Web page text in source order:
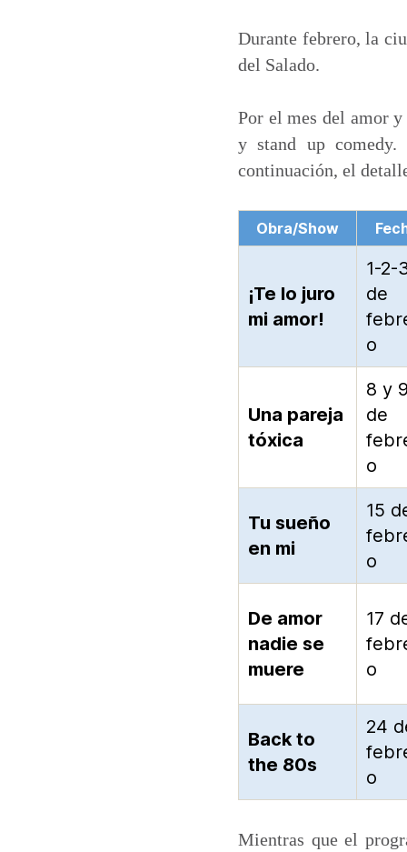
t
s
p
e
b
k
k
n
i
Durante febrero, la
del Salado.
Por el mes del amor
y stand up comedy.
continuación, el
Obra/Show
¡Te lo juro
mi amor!
1-2-
de
o
Una pareja
tóxica
8 y 9
de
o
Tu sueño
en mi
15
o
De amor
nadie se
muere
17
o
Back to
the 80s
24
o
Mientras que el